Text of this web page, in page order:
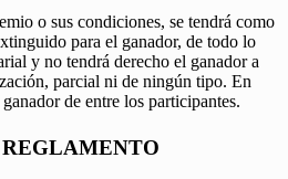
o sus condiciones, se tendrá como
para el ganador, de todo lo
y no tendrá derecho el ganador a
parcial ni de ningún tipo. En
de entre los participantes.